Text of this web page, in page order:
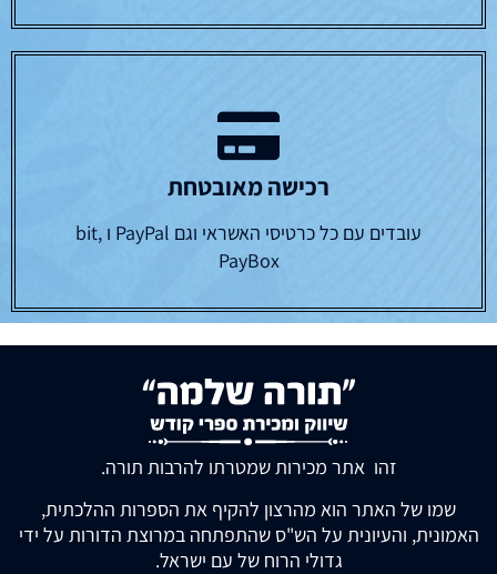
רכישה מאובטחת
עובדים עם כל כרטיסי האשראי וגם PayPal ו bit,
PayBox
זהו אתר מכירות שמטרתו להרבות תורה.
שמו של האתר הוא מהרצון להקיף את הספרות ההלכתית,
האמונית, והעיונית על הש"ס שהתפתחה במרוצת הדורות על ידי
גדולי הרוח של עם ישראל.